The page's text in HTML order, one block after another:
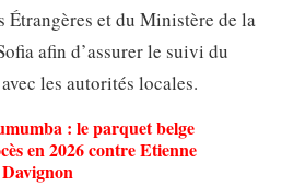
et du Ministère de la
afin d’assurer le suivi du
les autorités locales.
: le parquet belge
en 2026 contre Etienne
Davignon